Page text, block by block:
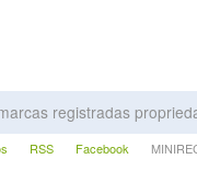
registradas
RSS Facebook